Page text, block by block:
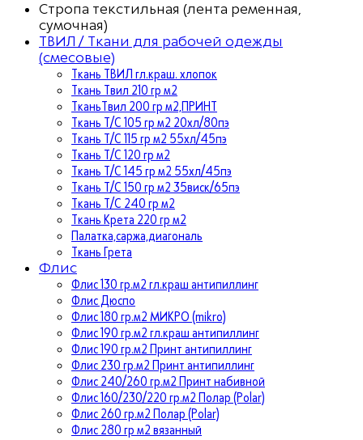
Стропа текстильная (лента ременная,
сумочная)
ТВИЛ / Ткани для рабочей одежды
(смесовые)
Ткань ТВИЛ гл.краш. хлопок
Ткань Твил 210 гр м2
ТканьТвил 200 гр м2,ПРИНТ
Ткань Т/C 105 гр м2 20хл/80пэ
Ткань Т/C 115 гр м2 55хл/45пэ
Ткань Т/C 120 гр м2
Ткань Т/C 145 гр м2 55хл/45пэ
Ткань Т/C 150 гр м2 35виск/65пэ
Ткань Т/C 240 гр м2
Ткань Крета 220 гр м2
Палатка,саржа,диагональ
Ткань Грета
Флис
Флис 130 гр.м2 гл.краш антипиллинг
Флис Дюспо
Флис 180 гр.м2 МИКРО (mikro)
Флис 190 гр.м2 гл.краш антипиллинг
Флис 190 гр.м2 Принт антипиллинг
Флис 230 гр.м2 Принт антипиллинг
Флис 240/260 гр.м2 Принт набивной
Флис 160/230/220 гр.м2 Полар (Polar)
Флис 260 гр.м2 Полар (Polar)
Флис 280 гр м2 вязанный